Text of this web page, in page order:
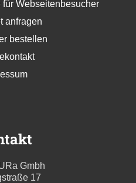
Webseitenbesucher
anfragen
bestellen
Gmbh
17